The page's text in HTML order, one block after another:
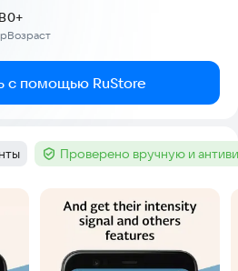
Возраст
0+
с помощью RuStore
Тег :Проверено вручную и